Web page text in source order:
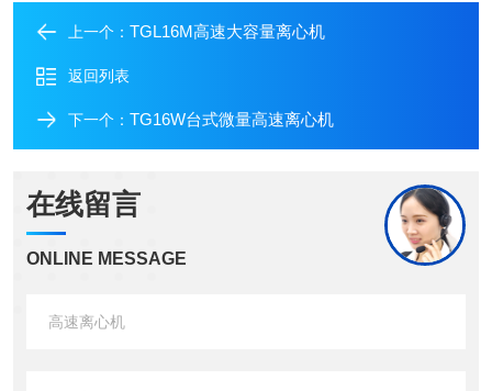
上一个： TGL16M高速大容量离心机
返回列表
下一个： TG16W台式微量高速离心机
在线留言
ONLINE MESSAGE